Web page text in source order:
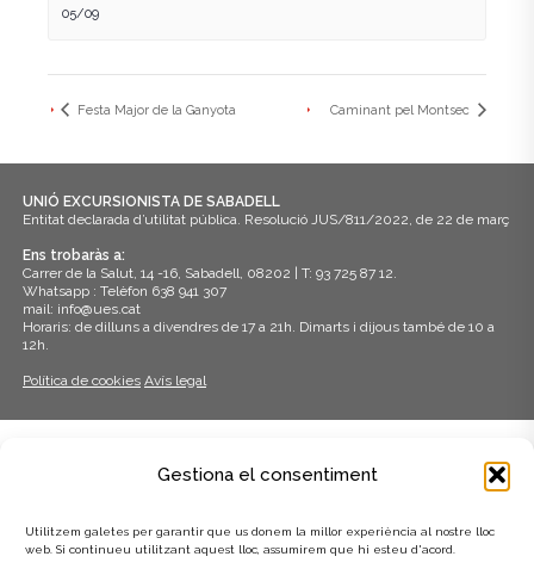
Gestiona el consentiment
Utilitzem galetes per garantir que us donem la millor experiència al nostre lloc
web. Si continueu utilitzant aquest lloc, assumirem que hi esteu d'acord.
05/09
Festa Major de la Ganyota Caminant pel Montsec
UNIÓ EXCURSIONISTA DE SABADELL
Entitat declarada d’utilitat pública. Resolució JUS/811/2022, de 22 de març
Ens trobaràs a:
Carrer de la Salut, 14 -16, Sabadell, 08202 | T: 93 725 87 12.
Whatsapp : Telèfon 638 941 307
mail: info@ues.cat
Horaris: de dilluns a divendres de 17 a 21h. Dimarts i dijous també de 10 a
12h.
Política de cookies Avís legal